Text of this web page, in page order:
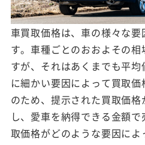
車買取価格は、車の様々な
す。車種ごとのおおよその
すが、それはあくまでも平
に細かい要因によって買取
のため、提示された買取価
し、愛車を納得できる金額
取価格がどのような要因に